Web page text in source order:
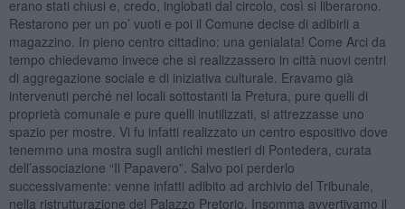
erano stati chiusi e, credo, inglobati dal circolo, così si liberarono.
Restarono per un po’ vuoti e poi il Comune decise di adibirli a
magazzino. In pieno centro cittadino: una genialata! Come Arci da
tempo chiedevamo invece che si realizzassero in città nuovi centri
di aggregazione sociale e di iniziativa culturale. Eravamo già
intervenuti perché nei locali sottostanti la Pretura, pure quelli di
proprietà comunale e pure quelli inutilizzati, si attrezzasse uno
spazio per mostre. Vi fu infatti realizzato un centro espositivo dove
tenemmo una mostra sugli antichi mestieri di Pontedera, curata
dell’associazione “Il Papavero”. Salvo poi perderlo
successivamente: venne infatti adibito ad archivio del Tribunale,
nella ristrutturazione del Palazzo Pretorio. Insomma avvertivamo il